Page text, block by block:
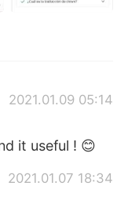
2021.01.09 05:14
it useful ! 😊
2021.01.07 18:34